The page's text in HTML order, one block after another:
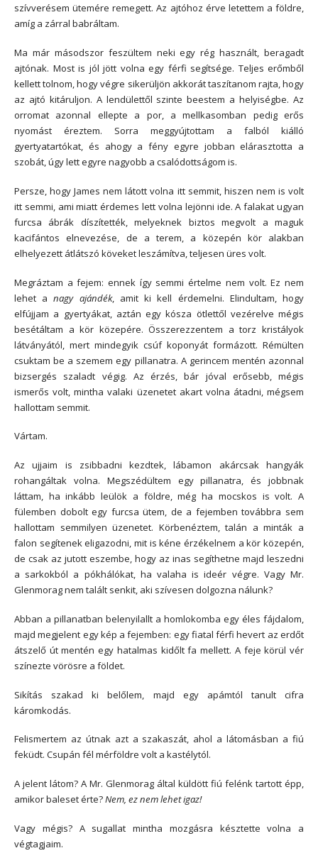
szívverésem ütemére remegett. Az ajtóhoz érve letettem a földre,
amíg a zárral babráltam.
Ma már másodszor feszültem neki egy rég használt, beragadt
ajtónak. Most is jól jött volna egy férfi segítsége. Teljes erőmből
kellett tolnom, hogy végre sikerüljön akkorát taszítanom rajta, hogy
az ajtó kitáruljon. A lendülettől szinte beestem a helyiségbe. Az
orromat azonnal ellepte a por, a mellkasomban pedig erős
nyomást éreztem. Sorra meggyújtottam a falból kiálló
gyertyatartókat, és ahogy a fény egyre jobban elárasztotta a
szobát, úgy lett egyre nagyobb a csalódottságom is.
Persze, hogy James nem látott volna itt semmit, hiszen nem is volt
itt semmi, ami miatt érdemes lett volna lejönni ide. A falakat ugyan
furcsa ábrák díszítették, melyeknek biztos megvolt a maguk
kacifántos elnevezése, de a terem, a közepén kör alakban
elhelyezett átlátszó köveket leszámítva, teljesen üres volt.
Megráztam a fejem: ennek így semmi értelme nem volt. Ez nem
lehet anagy ajándék, amit ki kell érdemelni. Elindultam, hogy
elfújjam a gyertyákat, aztán egy kósza ötlettől vezérelve mégis
besétáltam a kör közepére. Összerezzentem a torz kristályok
látványától, mert mindegyik csúf koponyát formázott. Rémülten
csuktam be a szemem egy pillanatra. A gerincem mentén azonnal
bizsergés szaladt végig. Az érzés, bár jóval erősebb, mégis
ismerős volt, mintha valaki üzenetet akart volna átadni, mégsem
hallottam semmit.
Vártam.
Az ujjaim is zsibbadni kezdtek, lábamon akárcsak hangyák
rohangáltak volna. Megszédültem egy pillanatra, és jobbnak
láttam, ha inkább leülök a földre, még ha mocskos is volt. A
fülemben dobolt egy furcsa ütem, de a fejemben továbbra sem
hallottam semmilyen üzenetet. Körbenéztem, talán a minták a
falon segítenek eligazodni, mit is kéne érzékelnem a kör közepén,
de csak az jutott eszembe, hogy az inas segíthetne majd leszedni
a sarkokból a pókhálókat, ha valaha is ideér végre. Vagy Mr.
Glenmorag nem talált senkit, aki szívesen dolgozna nálunk?
Abban a pillanatban belenyilallt a homlokomba egy éles fájdalom,
majd megjelent egy kép a fejemben: egy fiatal férfi hevert az erdőt
átszelő út mentén egy hatalmas kidőlt fa mellett. A feje körül vér
színezte vörösre a földet.
Sikítás szakad ki belőlem, majd egy apámtól tanult cifra
káromkodás.
Felismertem az útnak azt a szakaszát, ahol a látomásban a fiú
feküdt. Csupán fél mérföldre volt a kastélytól.
A jelent látom? A Mr. Glenmorag által küldött fiú felénk tartott épp,
amikor baleset érte?Nem, ez nem lehet igaz!
Vagy mégis? A sugallat mintha mozgásra késztette volna a
végtagjaim.